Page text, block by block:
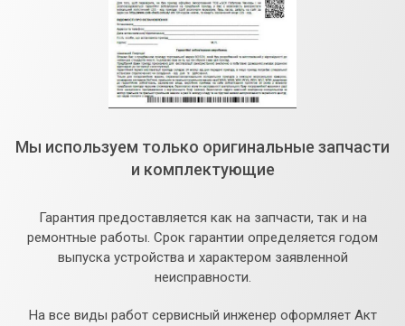
Мы используем только оригинальные запчасти
и комплектующие
Гарантия предоставляется как на запчасти, так и на
ремонтные работы. Срок гарантии определяется годом
выпуска устройства и характером заявленной
неисправности.
На все виды работ сервисный инженер оформляет Акт